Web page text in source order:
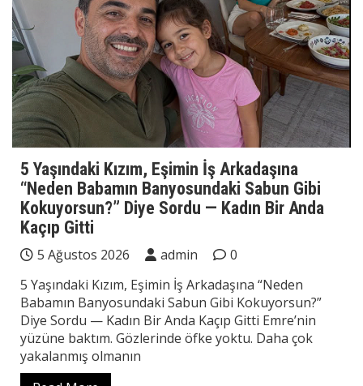
5 Yaşındaki Kızım, Eşimin İş Arkadaşına
“Neden Babamın Banyosundaki Sabun Gibi
Kokuyorsun?” Diye Sordu — Kadın Bir Anda
Kaçıp Gitti
5 Ağustos 2026 admin
0
5 Yaşındaki Kızım, Eşimin İş Arkadaşına “Neden
Babamın Banyosundaki Sabun Gibi Kokuyorsun?”
Diye Sordu — Kadın Bir Anda Kaçıp Gitti Emre’nin
yüzüne baktım. Gözlerinde öfke yoktu. Daha çok
yakalanmış olmanın